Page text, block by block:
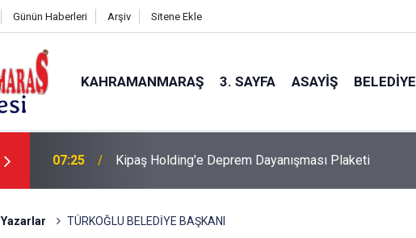
Günün Haberleri Arşiv Sitene Ekle
KAHRAMANMARAŞ 3. SAYFA ASAYIŞ BELEDIYE
07:25 Kipaş Holding'e Deprem Dayanışması Plaketi
Yazarlar TÜRKOĞLU BELEDİYE BAŞKANI